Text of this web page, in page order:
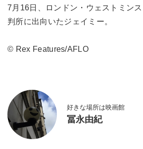
7月16日、ロンドン・ウェストミン
判所に出向いたジェイミー。
© Rex Features/AFLO
好きな場所は映画館
冨永由紀